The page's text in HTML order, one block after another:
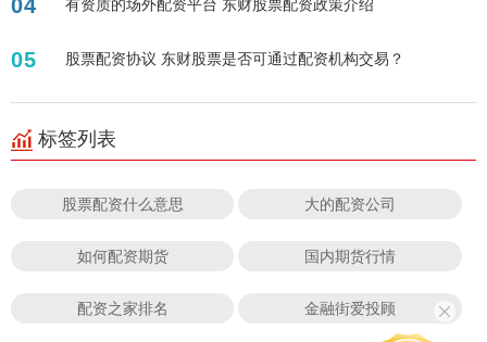
04
05 股票配资协议 东财股票是否可通过配资机构交易？
标签列表
股票配资什么意思 大的配资公司
如何配资期货 国内期货行情
配资之家排名 金融街爱投顾